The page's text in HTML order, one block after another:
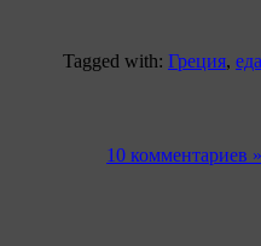
Tagged with: Греция, еда
10 комментариев »